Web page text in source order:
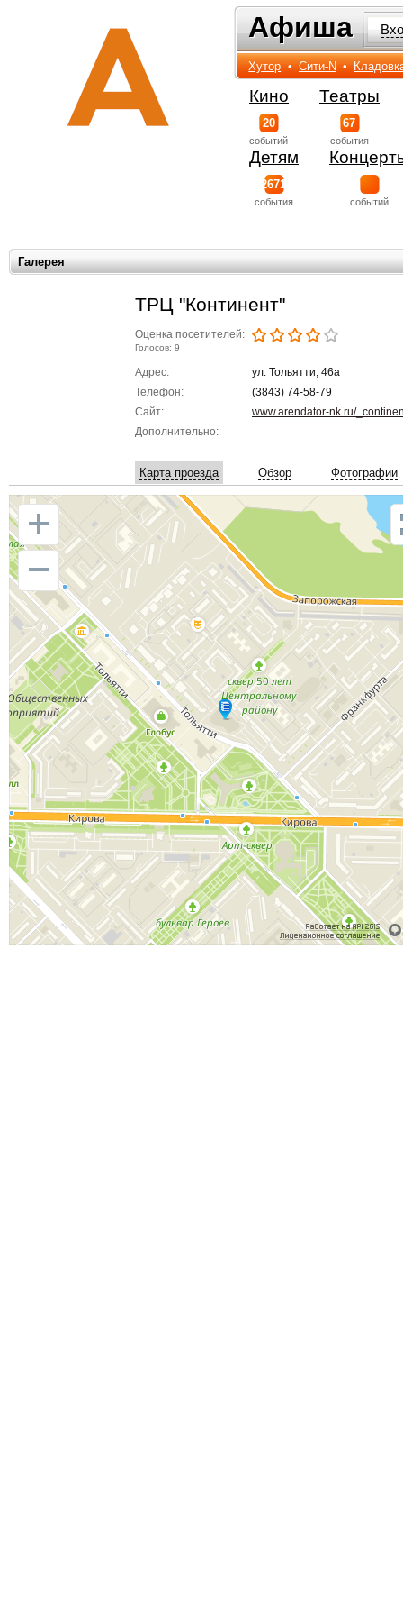
Афиша
Афиша
Хутор • Сити-N •
Кино
20
событий
Театры
67
события
Детям
2671
события событий
Галерея
ТРЦ "Континент"
Оценка посетителей:
Голосов: 9
Адрес:
ул. Тольятти, 46а
Телефон:
(3843) 74-58-79
Сайт:
www.arendator-nk.ru/
Дополнительно:
Карта проезда Обзор Фотографии